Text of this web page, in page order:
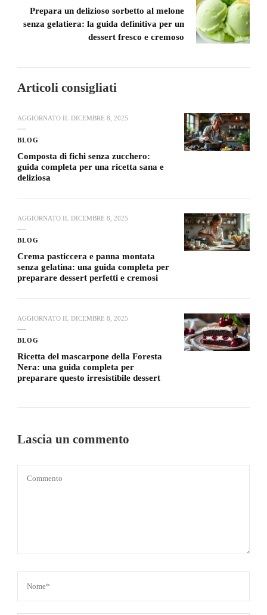
Prepara un delizioso sorbetto al melone
senza gelatiera: la guida definitiva per un
dessert fresco e cremoso
Articoli consigliati
AGGIORNATO IL DICEMBRE 8, 2025
BLOG
Composta di fichi senza zucchero:
guida completa per una ricetta sana e
deliziosa
AGGIORNATO IL DICEMBRE 8, 2025
BLOG
Crema pasticcera e panna montata
senza gelatina: una guida completa per
preparare dessert perfetti e cremosi
AGGIORNATO IL DICEMBRE 8, 2025
BLOG
Ricetta del mascarpone della Foresta
Nera: una guida completa per
preparare questo irresistibile dessert
Lascia un commento